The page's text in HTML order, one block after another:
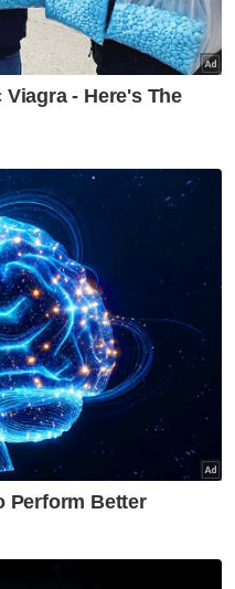
Seksyen 420
menipu.
siasatan lanjut
pemilik
memindahkan
serta
Scam terlibat.